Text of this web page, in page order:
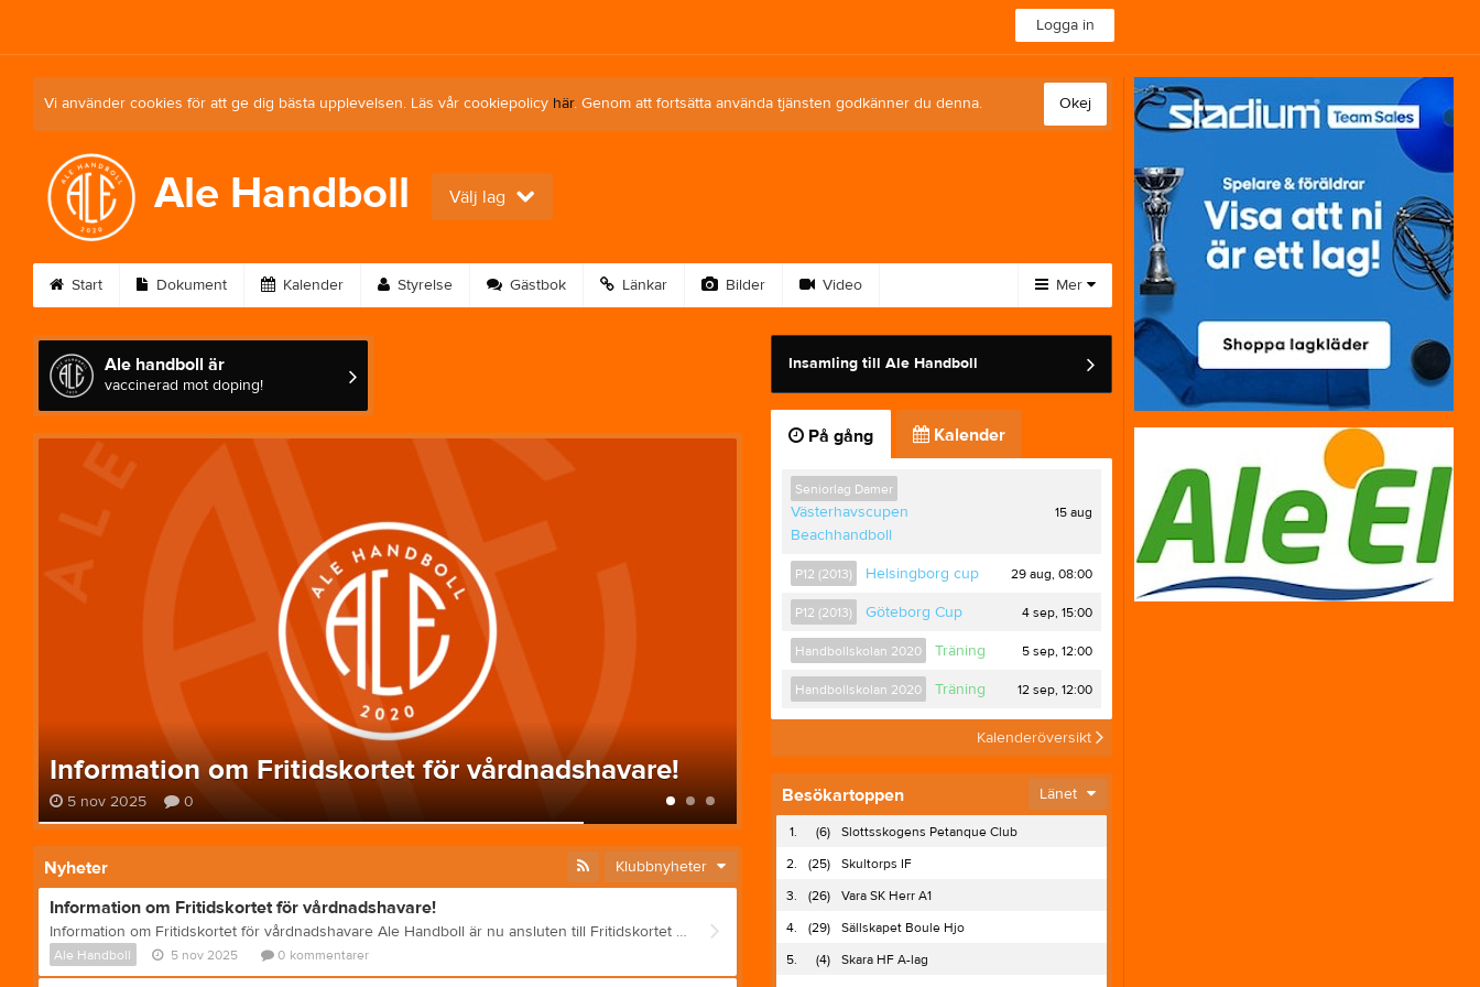
Logga in
Vi använder cookies för att ge dig bästa upplevelsen. Läs vår cookiepolicy här. Genom att fortsätta använda tjänsten godkänner du denna. Okej
Ale Handboll Välj lag
Start Dokument Kalender Styrelse Gästbok Länkar Bilder Video Mer
Huvudmeny
Sponsorer
Om klubben
Ale handboll är
vaccinerad mot doping!
Information om Fritidskortet för vårdnadshavare!
5 nov 2025 0 25 sep 2025
Nyheter Klubbnyheter
Information om Fritidskortet för vårdnadshavare!
Information om Fritidskortet för vårdnadshavare Ale Handboll är nu ansluten till Fritidskortet vilket gör att du som vårdnadshavare till barn mellan 8 och 16 år kan använda det för att betala avier från oss. Innan du gör det är det viktigt att du läst igenom dessa steg för att det ska fungera. 1 - För att kunna använda Fritidskortet behöver du fått en avi från oss. 2 - Logga sedan in i Fritidskortet och följ stegen för att ansöka om medel för ditt barn: https://fritidskortet.ehalsomyndigheten.se 3 - Sök där fram vår förening och klicka dig in på den. 4 - VIKTIGT! Ange avins bankgiro 133-5546 som konto. Viktigt att du dubbelkollar att du valt rätt. 5 - Som OCR-nummer anger du det OCR-nummer som står på den avi du fått (klicka "Betala till bankgiro" på din avi för att se avins OCR-nummer). 6 - Välj hur mycket av ditt barns Fritidskort du vill använda. 7 - Fortsätt och signera sedan. 8 - Om ytterligare belopp ska betalas på avin behöver du först räkna ut vad som återstår och sedan göra en ytterligare betalning på det kvarvarande beloppet till samma bankgiro (133-5546) och ange avins OCR-nummer. Detta görs från din bank. Du kan också välja att vänta ett par dagar för att Fritidskortsbetalningen ska inkomma och avin då uppdateras med det kvarvarande beloppet, om du inte vill räkna själv. 9 - När hela avins belopp inkommit så kommer den markeras som betald hos oss i föreningen. Med vänliga hälsningar Ale Handboll
Ale Handboll 5 nov 2025 0 kommentarer
Insamling till Ale Handboll
På gång Kalender
Seniorlag Damer
Västerhavscupen
Beachhandboll
15 aug
P12 (2013) Helsingborg cup 29 aug, 08:00
P12 (2013) Göteborg Cup 4 sep, 15:00
Handbollskolan 2020 Träning 5 sep, 12:00
Handbollskolan 2020 Träning 12 sep, 12:00
Kalenderöversikt
Besökartoppen Länet
1. (6)
Slottsskogens Petanque Club
2.
(25)
Skultorps IF
3.
(26)
Vara SK Herr A1
4.
(29)
Sällskapet Boule Hjo
5.
(4)
Skara HF A-lag